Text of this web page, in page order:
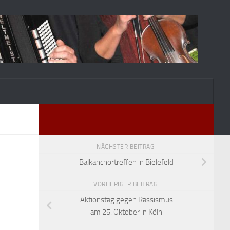
NÄCHSTER BEITRAG
Balkanchortreffen in Bielefeld
VORHERIGER BEITRAG
Aktionstag gegen Rassismus
am 25. Oktober in Köln